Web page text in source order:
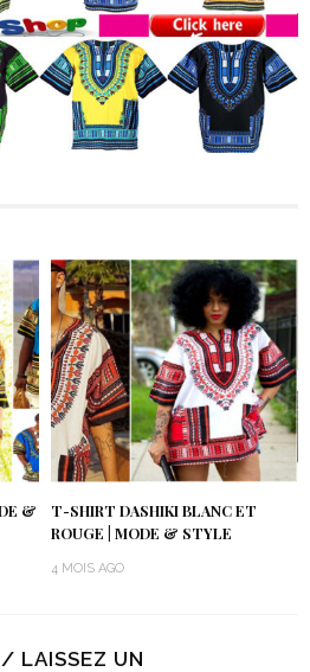
&
T-SHIRT DASHIKI BLANC ET
ROUGE | MODE & STYLE
4 MOIS AGO
/ LAISSEZ UN